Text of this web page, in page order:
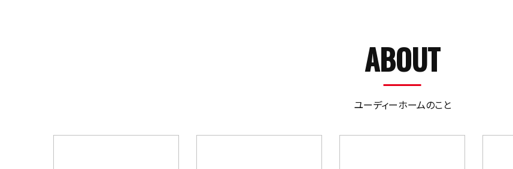
ABOUT
ユーディーホームのこと